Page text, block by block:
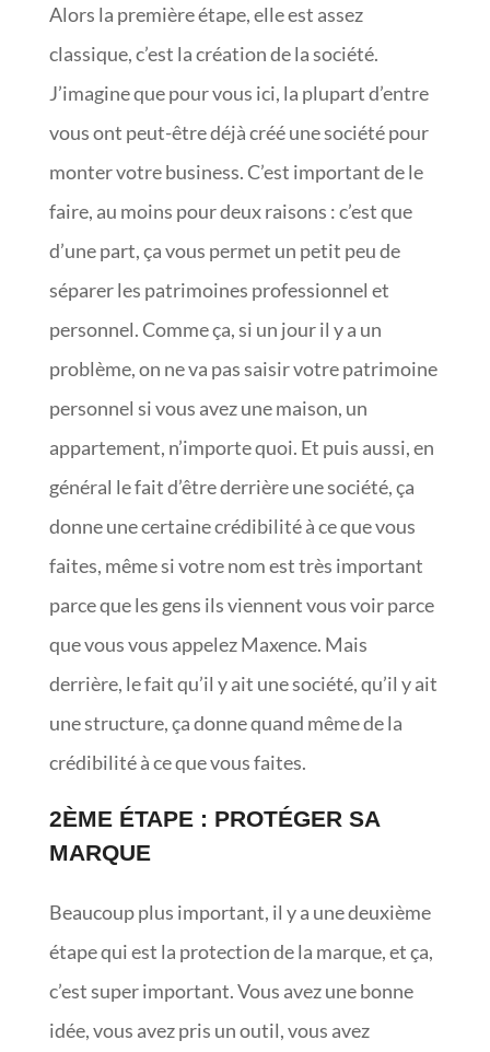
Alors la première étape, elle est assez
classique, c’est la création de la société.
J’imagine que pour vous ici, la plupart d’entre
vous ont peut-être déjà créé une société pour
monter votre business. C’est important de le
faire, au moins pour deux raisons : c’est que
d’une part, ça vous permet un petit peu de
séparer les patrimoines professionnel et
personnel. Comme ça, si un jour il y a un
problème, on ne va pas saisir votre patrimoine
personnel si vous avez une maison, un
appartement, n’importe quoi. Et puis aussi, en
général le fait d’être derrière une société, ça
donne une certaine crédibilité à ce que vous
faites, même si votre nom est très important
parce que les gens ils viennent vous voir parce
que vous vous appelez Maxence. Mais
derrière, le fait qu’il y ait une société, qu’il y ait
une structure, ça donne quand même de la
crédibilité à ce que vous faites.
2ÈME ÉTAPE : PROTÉGER SA
MARQUE
Beaucoup plus important, il y a une deuxième
étape qui est la protection de la marque, et ça,
c’est super important. Vous avez une bonne
idée, vous avez pris un outil, vous avez